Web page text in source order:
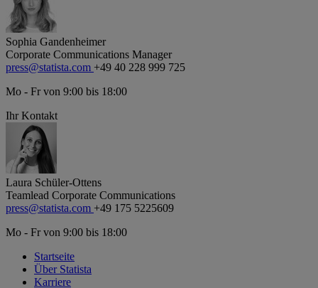
Sophia Gandenheimer
Corporate Communications Manager
press@statista.com +49 40 228 999 725
Mo - Fr von 9:00 bis 18:00
Ihr Kontakt
Laura Schüler-Ottens
Teamlead Corporate Communications
press@statista.com +49 175 5225609
Mo - Fr von 9:00 bis 18:00
Startseite
Über Statista
Karriere